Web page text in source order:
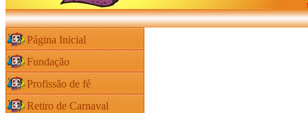
Página Inicial
Fundação
Profissão de fé
Retiro de Carnaval